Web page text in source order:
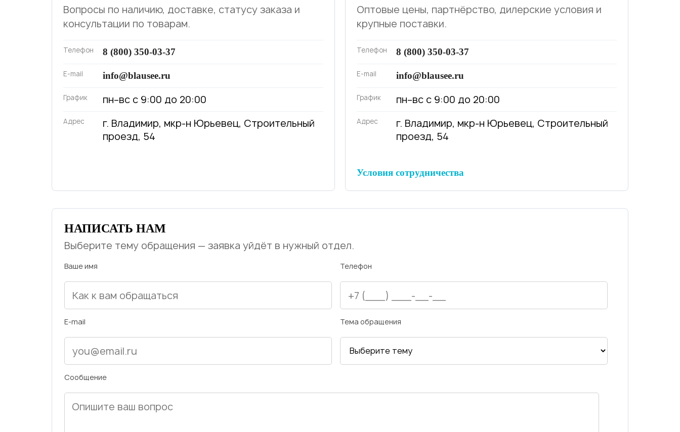
Вопросы по наличию, доставке, статусу заказа и
консультации по товарам.
Телефон 8 (800) 350-03-37
E-mail info@blausee.ru
График пн–вс с 9:00 до 20:00
Адрес
г. Владимир, мкр-н Юрьевец, Строительный
проезд, 54
Оптовые цены, партнёрство, дилерские условия и
крупные поставки.
Телефон 8 (800) 350-03-37
E-mail info@blausee.ru
График пн–вс с 9:00 до 20:00
Адрес
г. Владимир, мкр-н Юрьевец, Строительный
проезд, 54
Условия сотрудничества
НАПИСАТЬ НАМ
Выберите тему обращения — заявка уйдёт в нужный отдел.
Ваше имя Телефон
E-mail Тема обращения
Сообщение